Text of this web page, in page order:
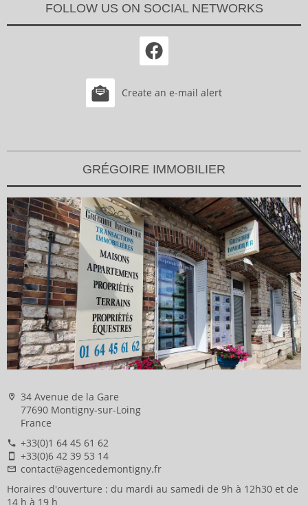
FOLLOW US ON SOCIAL NETWORKS
Create an e-mail alert
GRÉGOIRE IMMOBILIER
34 Avenue de la Gare
77690 Montigny-sur-Loing
France
+33(0)1 64 45 61 62
+33(0)6 42 39 53 14
contact@agencedemontigny.fr
Horaires d'ouverture : du mardi au samedi de 9h à 12h30 et de
14 h à 19 h